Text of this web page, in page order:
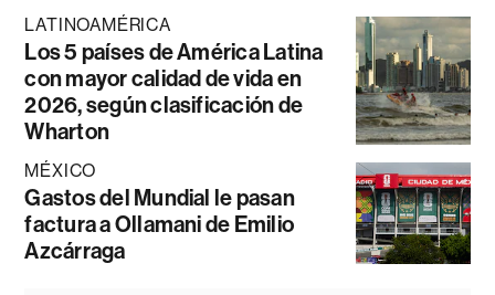
LATINOAMÉRICA
Los 5 países de América Latina
con mayor calidad de vida en
2026, según clasificación de
Wharton
MÉXICO
Gastos del Mundial le pasan
factura a Ollamani de Emilio
Azcárraga